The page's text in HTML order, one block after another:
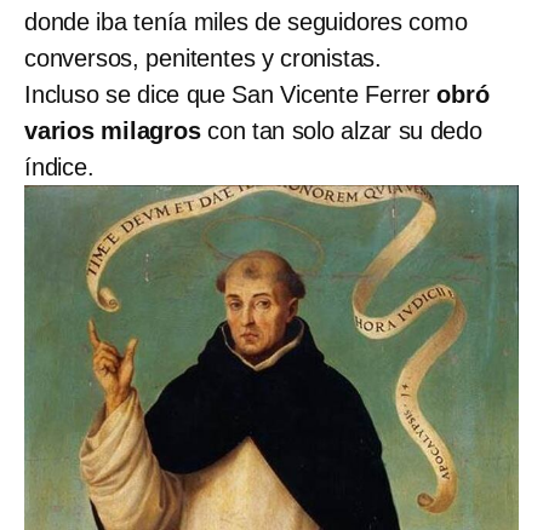
donde iba tenía miles de seguidores como
conversos, penitentes y cronistas.
Incluso se dice que San Vicente Ferrerobró
varios milagroscon tan solo alzar su dedo
índice.